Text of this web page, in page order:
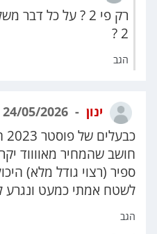
2 ?
הגב
ינון
חושב שהמחיר מאווווד
ספיר (רצוי גודל מלא)
לשטח אמתי כמעט ונגרע
הגב